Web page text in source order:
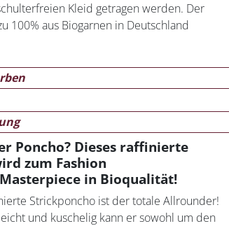
Kleid getragen werden. Der
100% aus Biogarnen in Deutschland
Poncho? Dieses raffinierte
zum Fashion
in Bioqualität!
Strickponcho ist der totale Allrounder!
und kuschelig kann er sowohl um den